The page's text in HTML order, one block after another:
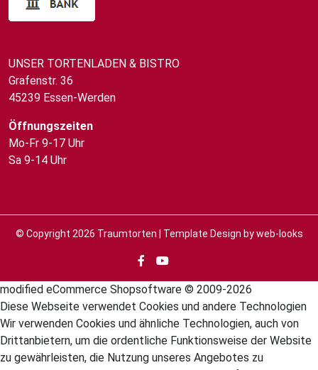
UNSER TORTENLADEN & BISTRO
Grafenstr. 36
45239 Essen-Werden
Öffnungszeiten
Mo-Fr 9-17 Uhr
Sa 9-14 Uhr
© Copyright 2026 Traumtorten | Template Design byweb-looks
modified eCommerce Shopsoftware © 2009-2026
Diese Webseite verwendet Cookies und andere Technologien
Wir verwenden Cookies und ähnliche Technologien, auch von
Drittanbietern, um die ordentliche Funktionsweise der Website
zu gewährleisten, die Nutzung unseres Angebotes zu